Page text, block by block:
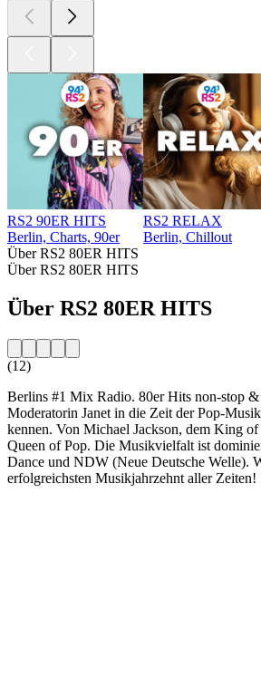
RS2 90ER HITS
Berlin, Charts, 90er
RS2 RELAX
Berlin, Chillout
Über RS2 80ER HITS
Über RS2 80ER HITS
Über RS2 80ER HITS
(12)
Berlins #1 Mix Radio. 80er Hits non-stop
Moderatorin Janet in die Zeit der Pop-
kennen. Von Michael Jackson, dem King
Queen of Pop. Die Musikvielfalt ist
Dance und NDW (Neue Deutsche Welle).
erfolgreichsten Musikjahrzehnt aller Zeiten!